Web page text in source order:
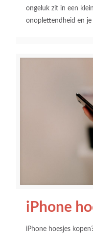
ongeluk zit in een
onoplettendheid en je
iPhone
iPhone hoesjes